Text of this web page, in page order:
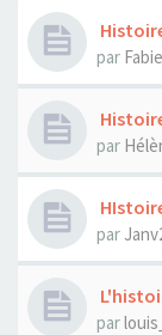
par
par
par
par